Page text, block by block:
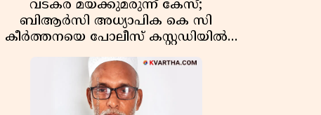
വടകര മയക്കുമരുന്ന് കേസ്;
ബിആർസി അധ്യാപിക കെ സി
കീർത്തനയെ പോലീസ് കസ്റ്റഡിയിൽ